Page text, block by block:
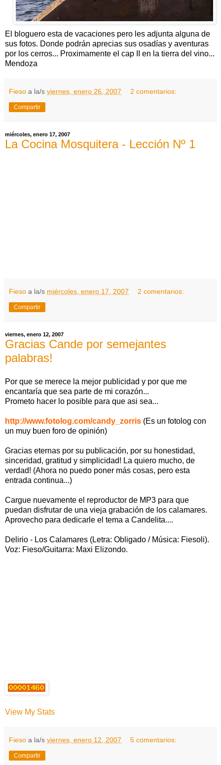
El bloguero esta de vacaciones pero les adjunta alguna de
sus fotos. Donde podrán aprecias sus osadías y aventuras
por los cerros... Proximamente el cap II en la tierra del vino...
Mendoza
Fieso a la/s viernes, enero 26, 2007 2 comentarios:
Compartir
miércoles, enero 17, 2007
La Cocina Mosquitera - Lección Nº 1
Fieso a la/s miércoles, enero 17, 2007 2 comentarios:
Compartir
viernes, enero 12, 2007
Gracias Cande por semejantes
palabras!
Por que se merece la mejor publicidad y por que me
encantaría que sea parte de mi corazón...
Prometo hacer lo posible para que asi sea...
http://www.fotolog.com/candy_zorris (Es un fotolog con
un muy buen foro de opinión)
Gracias eternas por su publicación, por su honestidad,
sinceridad, gratitud y simplicidad! La quiero mucho, de
verdad! (Ahora no puedo poner más cosas, pero esta
entrada continua...)
Cargue nuevamente el reproductor de MP3 para que
puedan disfrutar de una vieja grabación de los calamares.
Aprovecho para dedicarle el tema a Candelita....
Delirio - Los Calamares (Letra: Obligado / Música: Fiesoli).
Voz: Fieso/Guitarra: Maxi Elizondo.
View My Stats
Fieso a la/s viernes, enero 12, 2007 5 comentarios:
Compartir